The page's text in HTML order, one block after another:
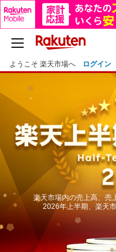
ようこそ 楽天市場へ ログイン
楽天市場内の売上高、売
2026年上半期、楽天